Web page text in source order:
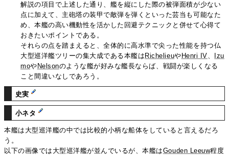
解説の項目で上述した通り、艦を縦にした際の被弾面積が少ない
点に加えて、主砲塔の装甲で敵弾を弾くといった芸当も可能なた
め、本艦の高い機動性を活かした回避テクニックと併せて心得て
おきたいポイントである。
それらの点を踏まえると、全体的に高水準で尖った性能を持つ仏
大型巡洋艦ツリーの集大成である本艦は Richelieuや Henri IV、
Izu
moや Nelsonのような艦が好みな艦長ならば、戦闘が楽しくなる
こと間違いなしであろう。
史実
小ネタ
本艦は大型巡洋艦の中では比較的小柄な船体をしていると言えるだろ
う。
以下の画像では大型巡洋艦が並んでいるが、本艦はGouden Leeuw程度